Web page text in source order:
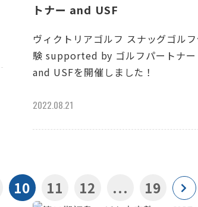
トナー and USF
ヴィクトリアゴルフ スナッグゴル
験 supported by ゴルフパートナー
and USFを開催しました！
2022.08.21
10 11 12 ... 19